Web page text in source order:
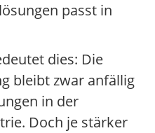
passt in
dies: Die
bleibt zwar anfällig
in der
Doch je stärker